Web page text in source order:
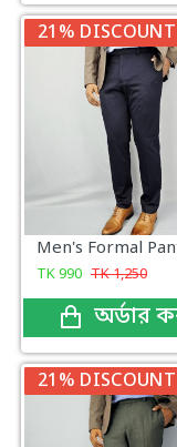
21% DISCOUNT
TK990 TK1,250
অর্ডার
21% DISCOUNT